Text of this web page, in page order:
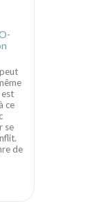
est
ce
se
de